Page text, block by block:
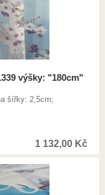
výšky: "180cm"
šířky: 2,5cm;
1 132,00 Kč